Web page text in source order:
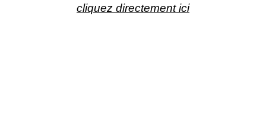
cliquez directement ici